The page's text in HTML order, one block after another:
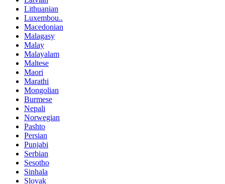
Lithuanian
Luxembou..
Macedonian
Malagasy
Malay
Malayalam
Maltese
Maori
Marathi
Mongolian
Burmese
Nepali
Norwegian
Pashto
Persian
Punjabi
Serbian
Sesotho
Sinhala
Slovak